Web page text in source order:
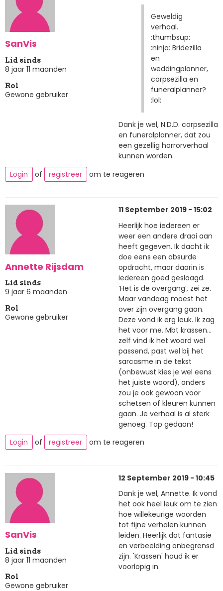
SanVis
Lid sinds
8 jaar 11 maanden
Rol
Gewone gebruiker
Geweldig
verhaal.
:thumbsup:
:ninja: Bridezilla
en
weddingplanner,
corpsezilla en
funeralplanner?
:lol:
Dank je wel, N.D.D. corpsezilla
en funeralplanner, dat zou
een gezellig horrorverhaal
kunnen worden.
Login
of registreer om te reageren
Annette Rijsdam
Lid sinds
9 jaar 6 maanden
Rol
Gewone gebruiker
11 September 2019 - 15:02
Heerlijk hoe iedereen er
weer een andere draai aan
heeft gegeven. Ik dacht ik
doe eens een absurde
opdracht, maar daarin is
iedereen goed geslaagd.
‘Het is de overgang’, zei ze.
Maar vandaag moest het
over zijn overgang gaan.
Deze vond ik erg leuk. Ik zag
het voor me. Mbt krassen...
zelf vind ik het woord wel
passend, past wel bij het
sarcasme in de tekst
(onbewust kies je wel eens
het juiste woord), anders
zou je ook gewoon voor
schetsen of kleuren kunnen
gaan. Je verhaal is al sterk
genoeg. Top gedaan!
Login
of registreer om te reageren
SanVis
Lid sinds
8 jaar 11 maanden
Rol
Gewone gebruiker
12 September 2019 - 10:45
Dank je wel, Annette. Ik vond
het ook heel leuk om te zien
hoe willekeurige woorden
tot fijne verhalen kunnen
leiden. Heerlijk dat fantasie
en verbeelding onbegrensd
zijn. 'Krassen' houd ik er
voorlopig in.